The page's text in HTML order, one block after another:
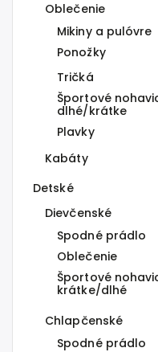
Oblečenie
Mikiny a pulóvre
Ponožky
Tričká
Športové
dlhé/krátke
Plavky
Kabáty
Detské
Dievčenské
Spodné prádlo
Oblečenie
Športové
krátke/dlhé
Chlapčenské
Spodné prádlo